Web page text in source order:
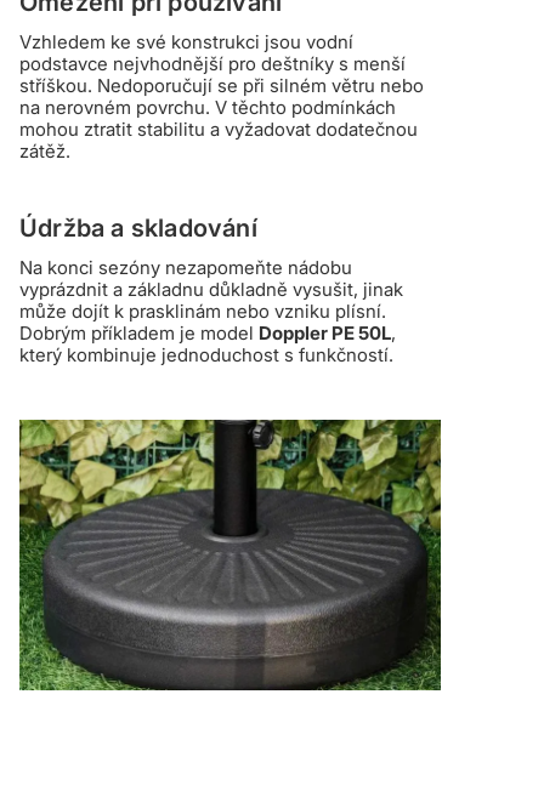
Vzhledem ke své konstrukci jsou vodní
podstavce nejvhodnější pro deštníky s menší
stříškou. Nedoporučují se při silném větru nebo
na nerovném povrchu. V těchto podmínkách
mohou ztratit stabilitu a vyžadovat dodatečnou
zátěž.
Údržba a skladování
Na konci sezóny nezapomeňte nádobu
vyprázdnit a základnu důkladně vysušit, jinak
může dojít k prasklinám nebo vzniku plísní.
Dobrým příkladem je model Doppler PE 50L,
který kombinuje jednoduchost s funkčností.